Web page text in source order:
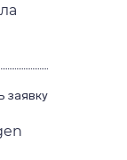
заявку